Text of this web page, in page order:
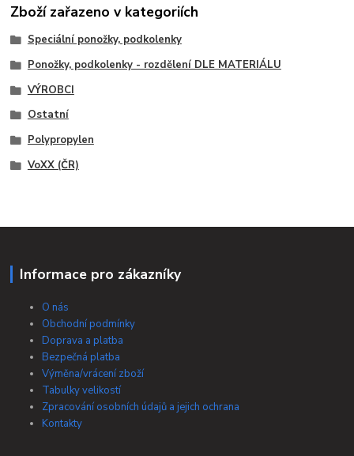
Zboží zařazeno v kategoriích
Speciální ponožky, podkolenky
Ponožky, podkolenky - rozdělení DLE MATERIÁLU
VÝROBCI
Ostatní
Polypropylen
VoXX (ČR)
Informace pro zákazníky
O nás
Obchodní podmínky
Doprava a platba
Bezpečná platba
Výměna/vrácení zboží
Tabulky velikostí
Zpracování osobních údajů a jejich ochrana
Kontakty